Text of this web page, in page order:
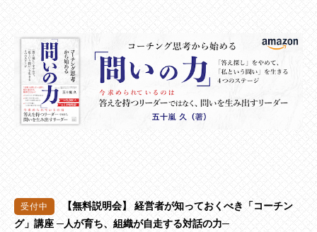
【無料説明会】 経営者が知っておくべき「コーチン
グ」講座 ─人が育ち、組織が自走する対話の力─